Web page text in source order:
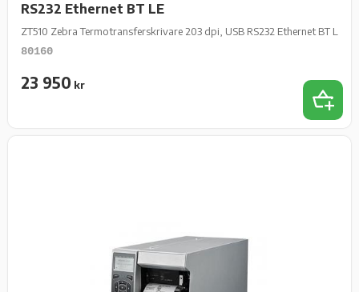
RS232 Ethernet BT LE
ZT510 Zebra Termotransferskrivare 203 dpi, USB RS232 Ethernet BT LE
80160
23 950 kr
Add